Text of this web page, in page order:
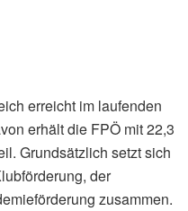
erreicht im laufenden
erhält die FPÖ mit 22,3
Grundsätzlich setzt sich
der
zusammen.